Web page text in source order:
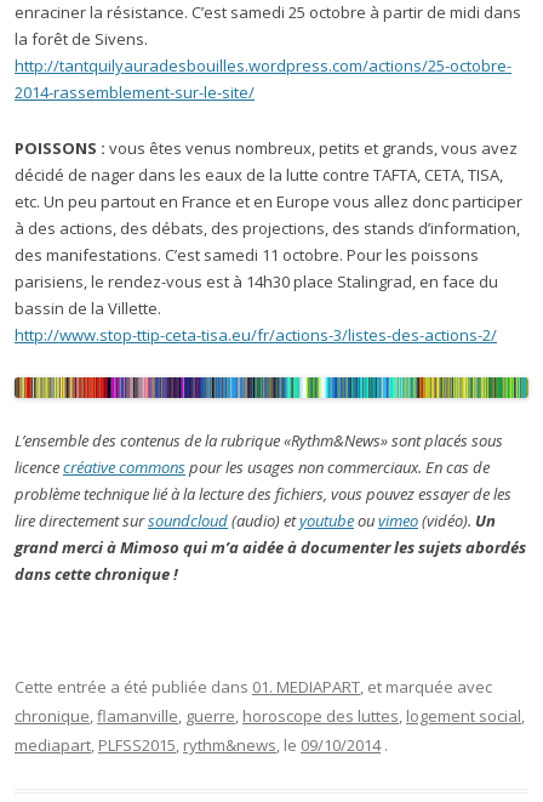
enraciner la résistance. C’est samedi 25 octobre à partir de midi dans
la forêt de Sivens.
http://tantquilyauradesbouilles.wordpress.com/actions/25-octobre-
2014-rassemblement-sur-le-site/
POISSONS : vous êtes venus nombreux, petits et grands, vous avez
décidé de nager dans les eaux de la lutte contre TAFTA, CETA, TISA,
etc. Un peu partout en France et en Europe vous allez donc participer
à des actions, des débats, des projections, des stands d’information,
des manifestations. C’est samedi 11 octobre. Pour les poissons
parisiens, le rendez-vous est à 14h30 place Stalingrad, en face du
bassin de la Villette.
http://www.stop-ttip-ceta-tisa.eu/fr/actions-3/listes-des-actions-2/
L’ensemble des contenus de la rubrique «Rythm&News» sont placés sous
licencecréative commonspour les usages non commerciaux. En cas de
problème technique lié à la lecture des fichiers, vous pouvez essayer de les
lire directement sursoundcloud(audio) etyoutubeouvimeo(vidéo). Un
grand merci à Mimoso qui m’a aidée à documenter les sujets abordés
dans cette chronique !
Cette entrée a été publiée dans 01. MEDIAPART, et marquée avec
chronique,flamanville, guerre, horoscope des luttes, logement social,
mediapart, PLFSS2015, rythm&news, le 09/10/2014 .